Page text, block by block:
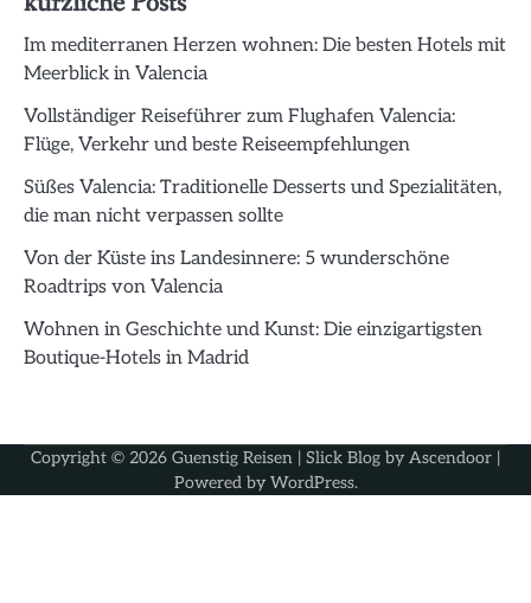
Im mediterranen Herzen wohnen: Die besten Hotels mit
Meerblick in Valencia
Vollständiger Reiseführer zum Flughafen Valencia:
Flüge, Verkehr und beste Reiseempfehlungen
Süßes Valencia: Traditionelle Desserts und Spezialitäten,
die man nicht verpassen sollte
Von der Küste ins Landesinnere: 5 wunderschöne
Roadtrips von Valencia
Wohnen in Geschichte und Kunst: Die einzigartigsten
Boutique-Hotels in Madrid
Copyright © 2026 Guenstig Reisen | Slick Blog by Ascendoor |
Powered by WordPress.